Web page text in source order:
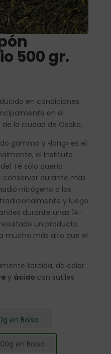
500 gr.
en condiciones
en el
la ciudad de Osaka.
gamma y «long» es el
el Instituto
Té sólo quería
conservar durante más
nitrógeno a las
y luego
durante unas 14-
un producto
mucho más alto que el
torcida, de color
y ácido con sutiles
en Bolsa
en Bolsa